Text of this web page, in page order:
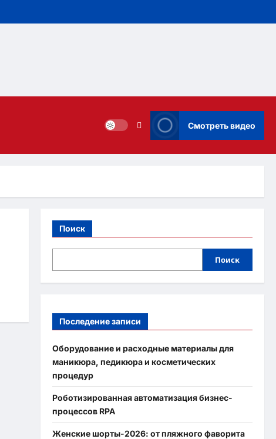
Смотреть видео
Поиск
Поиск
Последение записи
Оборудование и расходные материалы для
маникюра, педикюра и косметических
процедур
Роботизированная автоматизация бизнес-
процессов RPA
Женские шорты-2026: от пляжного фаворита